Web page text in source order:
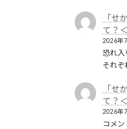
「せ
て？
2026年
恐れ入
それ
「せ
て？
2026年
コメ